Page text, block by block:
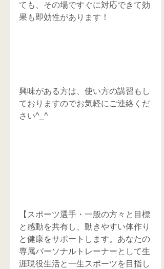
ても、その場ですぐに対応できて効
果も即効性があります！
興味がある方は、使い方の講習もし
ておりますのでお気軽にご連絡くだ
さい^_^
【スポーツ選手・一般の方々と目標
と感動を共有し、動きやすい体作り
と健康をサポートします。あなたの
専属パーソナルトレーナーとして生
涯現役生活と一生スポーツを目指し